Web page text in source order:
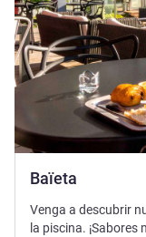
Baïeta
Venga a descubrir
la piscina.